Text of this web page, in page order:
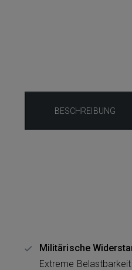
BESCHREIBUNG
Militärische
Extreme